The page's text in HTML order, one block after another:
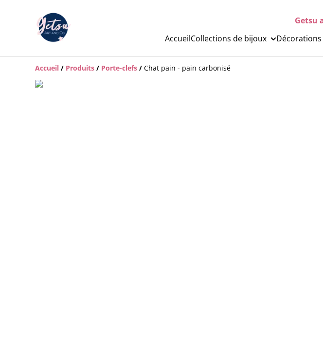
Getsu
AccueilCollections de bijoux Décorations
Accueil / Produits / Porte-clefs / Chat pain - pain carbonisé